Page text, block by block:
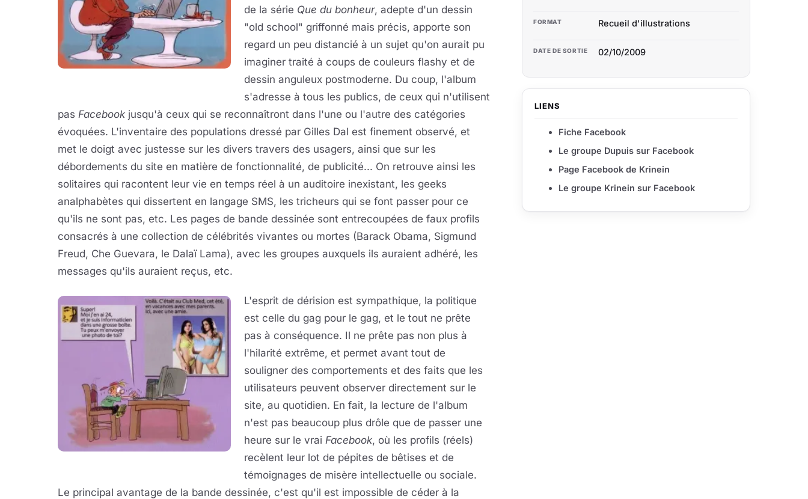
de la série Que du bonheur, adepte d'un dessin
"old school" griffonné mais précis, apporte son
regard un peu distancié à un sujet qu'on aurait pu
imaginer traité à coups de couleurs flashy et de
dessin anguleux postmoderne. Du coup, l'album
s'adresse à tous les publics, de ceux qui n'utilisent
pas Facebook jusqu'à ceux qui se reconnaîtront dans l'une ou l'autre des catégories
évoquées. L'inventaire des populations dressé par Gilles Dal est finement observé, et
met le doigt avec justesse sur les divers travers des usagers, ainsi que sur les
débordements du site en matière de fonctionnalité, de publicité... On retrouve ainsi les
solitaires qui racontent leur vie en temps réel à un auditoire inexistant, les geeks
analphabètes qui dissertent en langage SMS, les tricheurs qui se font passer pour ce
qu'ils ne sont pas, etc. Les pages de bande dessinée sont entrecoupées de faux profils
consacrés à une collection de célébrités vivantes ou mortes (Barack Obama, Sigmund
Freud, Che Guevara, le Dalaï Lama), avec les groupes auxquels ils auraient adhéré, les
messages qu'ils auraient reçus, etc.
L'esprit de dérision est sympathique, la politique
est celle du gag pour le gag, et le tout ne prête
pas à conséquence. Il ne prête pas non plus à
l'hilarité extrême, et permet avant tout de
souligner des comportements et des faits que les
utilisateurs peuvent observer directement sur le
site, au quotidien. En fait, la lecture de l'album
n'est pas beaucoup plus drôle que de passer une
heure sur le vrai Facebook, où les profils (réels)
recèlent leur lot de pépites de bêtises et de
témoignages de misère intellectuelle ou sociale.
Le principal avantage de la bande dessinée, c'est qu'il est impossible de céder à la
FORMAT Recueil d'illustrations
DATE DE SORTIE 02/10/2009
LIENS
Fiche Facebook
Le groupe Dupuis sur Facebook
Page Facebook de Krinein
Le groupe Krinein sur Facebook